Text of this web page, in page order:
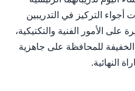
التركيز في التدريبين
على الأمور الفنية والتكتيكية،
للمحافظة على جاهزية